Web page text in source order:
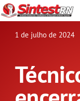
Ir
para
Buscar
resultados
Filie-se
SOBRE
NOTÍCIAS
1 de julho de 2024